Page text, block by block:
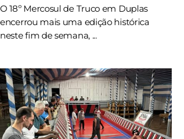
O 18º Mercosul de Truco em Duplas
encerrou mais uma edição histórica
neste fim de semana, ...